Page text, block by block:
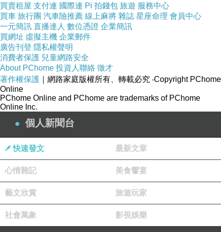
【台灣肉乾王】櫻花蝦杏仁脆片豬肉乾(70g)x5包
網址:
描述:
台灣肉乾王 櫻花蝦杏仁脆片豬肉乾
買賣租屋 支付連 國際連 Pi 拍錢包 旅遊 服務中心
買車 旅行團 汽車險推薦 線上麻將 雜誌 星座命理 會員中心
一元簡訊 直播達人 數位憑證 企業簡訊
買網址 虛擬主機 企業郵件
廣告刊登 隱私權聲明
消費者保護 兒童網路安全
About PChome 投資人聯絡 徵才
著作權保護 ｜網路家庭版權所有、轉載必究 ‧Copyright PChome
Online
PChome Online and PChome are trademarks of PChome
Online Inc.
個人新聞台
快速發文 最新文章
心情雜記 美食饗宴
藝文欣賞 旅遊玩家
社會萬象 影視娛樂